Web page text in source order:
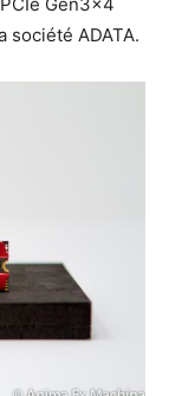
société ADATA.